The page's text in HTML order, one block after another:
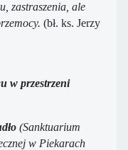
zastraszenia, ale
(bł. ks. Jerzy
w przestrzeni
(Sanktuarium
w Piekarach